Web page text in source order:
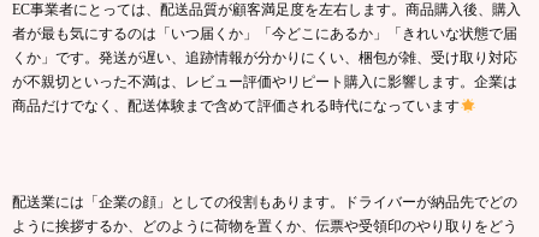
EC事業者にとっては、配送品質が顧客満足度を左右します。商品購入後、購入
者が最も気にするのは「いつ届くか」「今どこにあるか」「きれいな状態で届
くか」です。発送が遅い、追跡情報が分かりにくい、梱包が雑、受け取り対応
が不親切といった不満は、レビュー評価やリピート購入に影響します。企業は
商品だけでなく、配送体験まで含めて評価される時代になっています
配送業には「企業の顔」としての役割もあります。ドライバーが納品先でどの
ように挨拶するか、どのように荷物を置くか、伝票や受領印のやり取りをどう